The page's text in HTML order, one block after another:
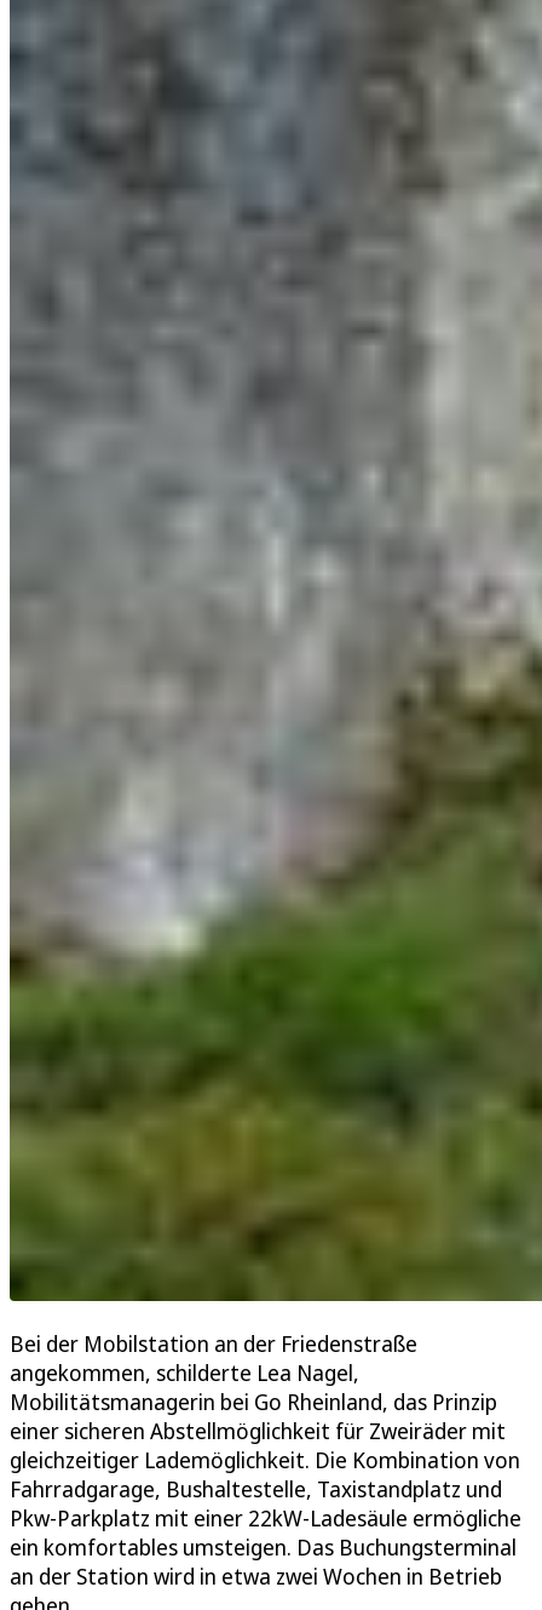
Bei der Mobilstation an der Friedenstraße
angekommen, schilderte Lea Nagel,
Mobilitätsmanagerin bei Go Rheinland, das Prinzip
einer sicheren Abstellmöglichkeit für Zweiräder mit
gleichzeitiger Lademöglichkeit. Die Kombination von
Fahrradgarage, Bushaltestelle, Taxistandplatz und
Pkw-Parkplatz mit einer 22kW-Ladesäule ermögliche
ein komfortables umsteigen. Das Buchungsterminal
an der Station wird in etwa zwei Wochen in Betrieb